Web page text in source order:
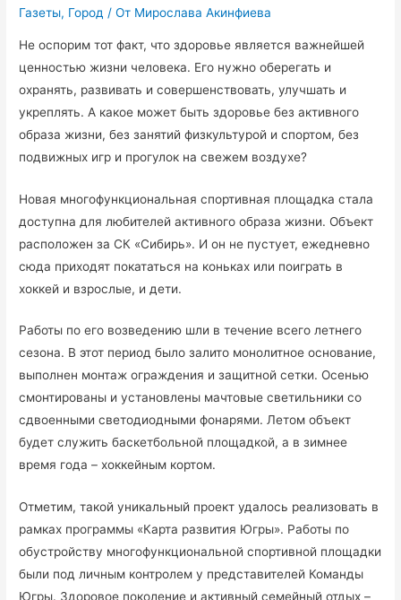
Газеты, Город / От Мирослава Акинфиева
Не оспорим тот факт, что здоровье является важнейшей
ценностью жизни человека. Его нужно оберегать и
охранять, развивать и совершенствовать, улучшать и
укреплять. А какое может быть здоровье без активного
образа жизни, без занятий физкультурой и спортом, без
подвижных игр и прогулок на свежем воздухе?
Новая многофункциональная спортивная площадка стала
доступна для любителей активного образа жизни. Объект
расположен за СК «Сибирь». И он не пустует, ежедневно
сюда приходят покататься на коньках или поиграть в
хоккей и взрослые, и дети.
Работы по его возведению шли в течение всего летнего
сезона. В этот период было залито монолитное основание,
выполнен монтаж ограждения и защитной сетки. Осенью
смонтированы и установлены мачтовые светильники со
сдвоенными светодиодными фонарями. Летом объект
будет служить баскетбольной площадкой, а в зимнее
время года – хоккейным кортом.
Отметим, такой уникальный проект удалось реализовать в
рамках программы «Карта развития Югры». Работы по
обустройству многофункциональной спортивной площадки
были под личным контролем у представителей Команды
Югры. Здоровое поколение и активный семейный отдых –